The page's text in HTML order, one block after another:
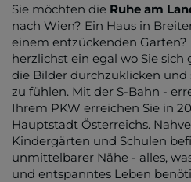
Sie möchten die Ruhe am
nach Wien? Ein Haus in
einem entzückenden Garten?
herzlichst ein egal wo Sie
die Bilder durchzuklicken und
zu fühlen. Mit der S-Bahn -
Ihrem PKW erreichen Sie in
Hauptstadt Österreichs.
Kindergärten und Schulen
unmittelbarer Nähe - alles,
und entspanntes Leben